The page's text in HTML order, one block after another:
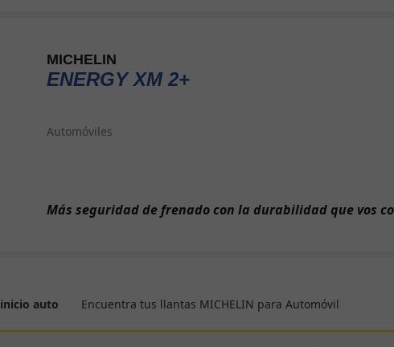
MICHELIN
ENERGY XM 2+
Automóviles
Más seguridad de frenado con la durabilidad que vos
inicio auto Encuentra tus llantas MICHELIN para Automóvil